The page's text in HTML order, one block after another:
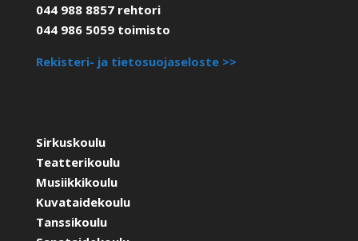
044 988 8857 rehtori
044 986 5059 toimisto
Rekisteri- ja tietosuojaseloste >>
Sirkuskoulu
Teatterikoulu
Musiikkikoulu
Kuvataidekoulu
Tanssikoulu